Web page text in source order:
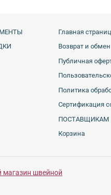
Главная
Возврат и обмен
Публичная
Политика
Сертификация
ПОСТАВЩИКАМ
Корзина